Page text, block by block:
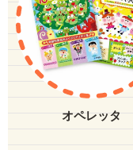
オペレッタ